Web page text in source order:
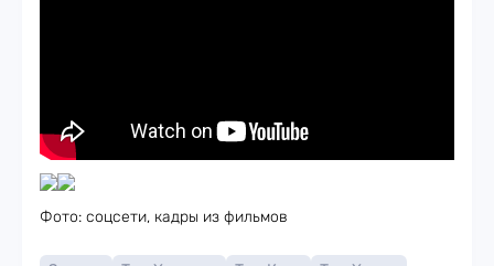
Фото: соцсети, кадры из фильмов